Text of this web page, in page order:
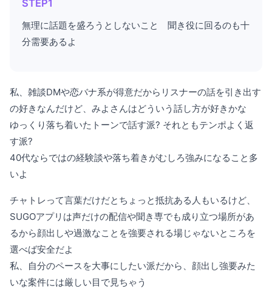
STEP1
無理に話題を盛ろうとしないこと 聞き役に回るのも十
分需要あるよ
私、雑談DMや恋バナ系が得意だからリスナーの話を引き出す
の好きなんだけど、みよさんはどういう話し方が好きかな
ゆっくり落ち着いたトーンで話す派? それともテンポよく返
す派?
40代ならではの経験談や落ち着きがむしろ強みになること多
いよ
チャトレって言葉だけだとちょっと抵抗ある人もいるけど、
SUGOアプリは声だけの配信や聞き専でも成り立つ場所があ
るから顔出しや過激なことを強要される場じゃないところを
選べば安全だよ
私、自分のペースを大事にしたい派だから、顔出し強要みた
いな案件には厳しい目で見ちゃう